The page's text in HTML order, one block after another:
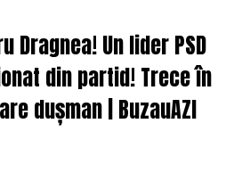
Dragnea! Un lider PSD
din partid! Trece în
dușman | BuzauAZI